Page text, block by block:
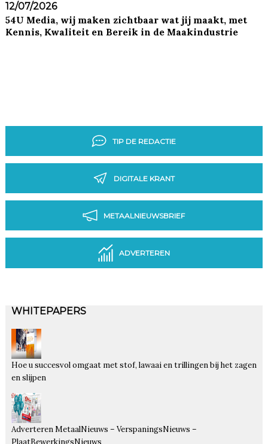
12/07/2026
54U Media, wij maken zichtbaar wat jij maakt, met
Kennis, Kwaliteit en Bereik in de Maakindustrie
TIP DE REDACTIE
DIGITALE KRANT
METAALNIEUWSBRIEF
ADVERTEREN
WHITEPAPERS
Hoe u succesvol omgaat met stof, lawaai en trillingen bij het zagen
en slijpen
Adverteren MetaalNieuws – VerspaningsNieuws –
PlaatBewerkingsNieuws